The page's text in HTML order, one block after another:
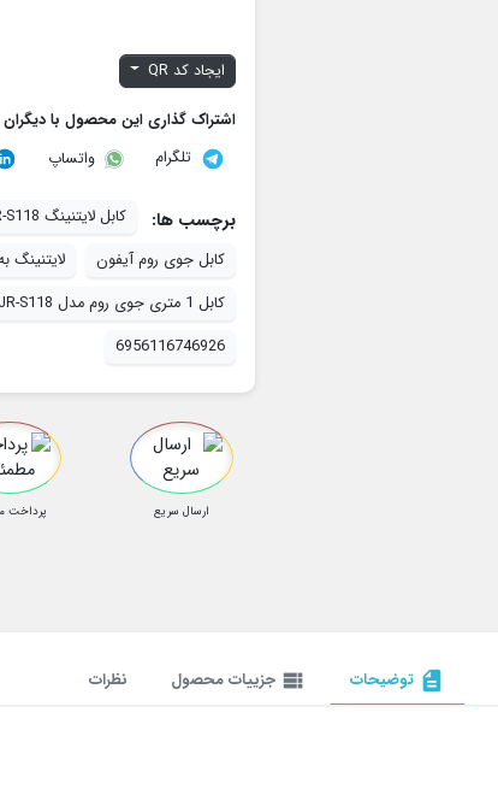
ایجاد کد QR
اشتراک گذاری این محصول با دیگران
تلگرام
واتساپ
برچسب ها: کابل لایتنینگ JOYROOM JR-S118
کابل جوی روم آیفون
کابل 1 متری جوی روم مدل JR-S118
6956116746926
ارسال سریع
پرداخت
description توضیحات view_list جزییات محصول نظرات